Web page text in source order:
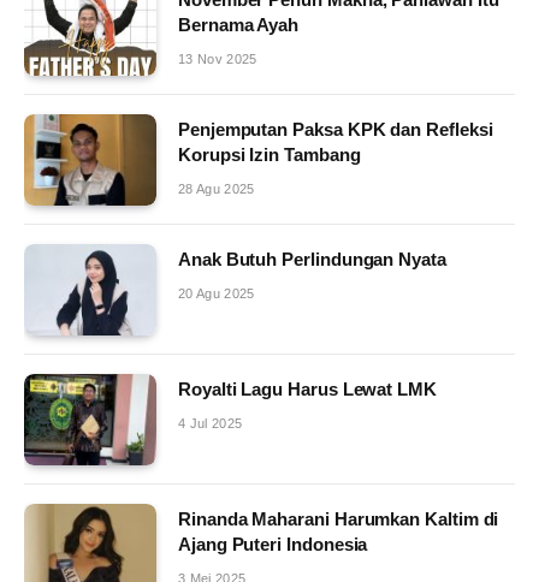
Bernama Ayah
13 Nov 2025
Penjemputan Paksa KPK dan Refleksi
Korupsi Izin Tambang
28 Agu 2025
Anak Butuh Perlindungan Nyata
20 Agu 2025
Royalti Lagu Harus Lewat LMK
4 Jul 2025
Rinanda Maharani Harumkan Kaltim di
Ajang Puteri Indonesia
3 Mei 2025